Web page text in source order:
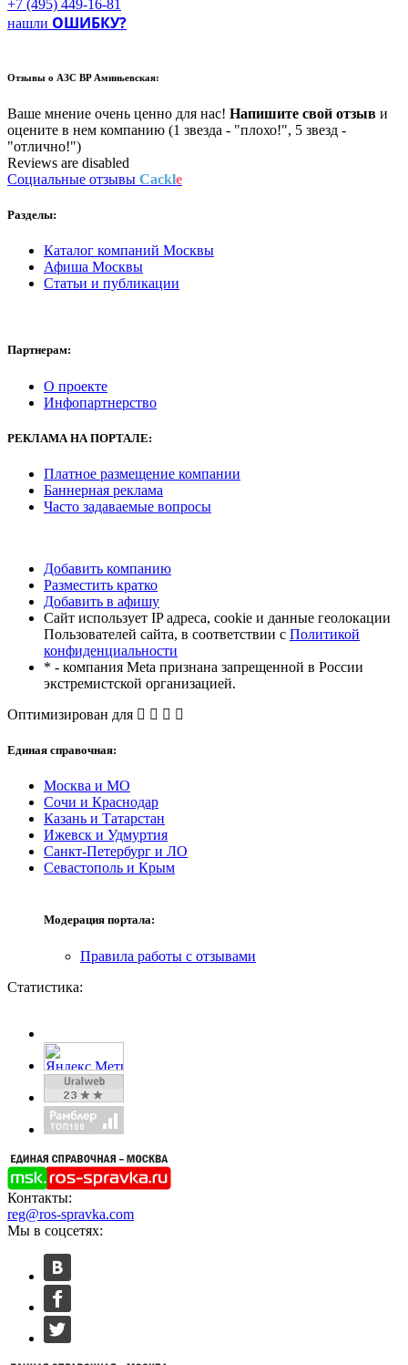
+7 (495) 449-16-81
нашли ОШИБКУ?
Отзывы о АЗС BP Аминьевская:
Ваше мнение очень ценно для нас! Напишите свой отзыв и
оцените в нем компанию (1 звезда - "плохо!", 5 звезд -
"отлично!")
Reviews are disabled
Социальные отзывы Cackle
Разделы:
Каталог компаний Москвы
Афиша Москвы
Статьи и публикации
Партнерам:
О проекте
Инфопартнерство
РЕКЛАМА НА ПОРТАЛЕ:
Платное размещение компании
Баннерная реклама
Часто задаваемые вопросы
Добавить компанию
Разместить кратко
Добавить в афишу
Сайт использует IP адреса, cookie и данные геолокации
Пользователей сайта, в соответствии с Политикой
конфиденциальности
* - компания Meta признана запрещенной в России
экстремистской организацией.
Оптимизирован для
Единая справочная:
Москва и МО
Сочи и Краснодар
Казань и Татарстан
Ижевск и Удмуртия
Санкт-Петербург и ЛО
Севастополь и Крым
Модерация портала:
Правила работы с отзывами
Статистика:
Контакты:
reg@ros-spravka.com
Мы в соцсетях: